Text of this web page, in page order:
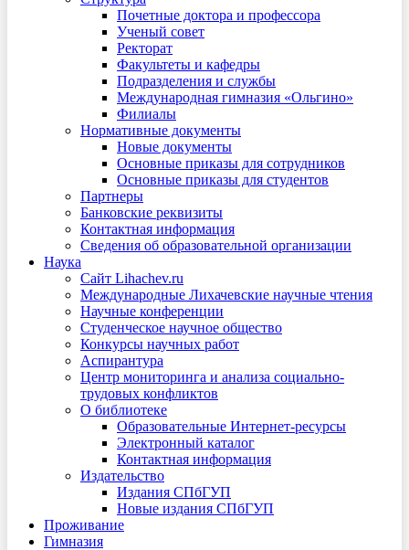
Почетные доктора и профессора
Ученый совет
Ректорат
Факультеты и кафедры
Подразделения и службы
Международная гимназия «Ольгино»
Филиалы
Нормативные документы
Новые документы
Основные приказы для сотрудников
Основные приказы для студентов
Партнеры
Банковские реквизиты
Контактная информация
Сведения об образовательной организации
Наука
Сайт Lihachev.ru
Международные Лихачевские научные чтения
Научные конференции
Студенческое научное общество
Конкурсы научных работ
Аспирантура
Центр мониторинга и анализа социально-
трудовых конфликтов
О библиотеке
Образовательные Интернет-ресурсы
Электронный каталог
Контактная информация
Издательство
Издания СПбГУП
Новые издания СПбГУП
Проживание
Гимназия